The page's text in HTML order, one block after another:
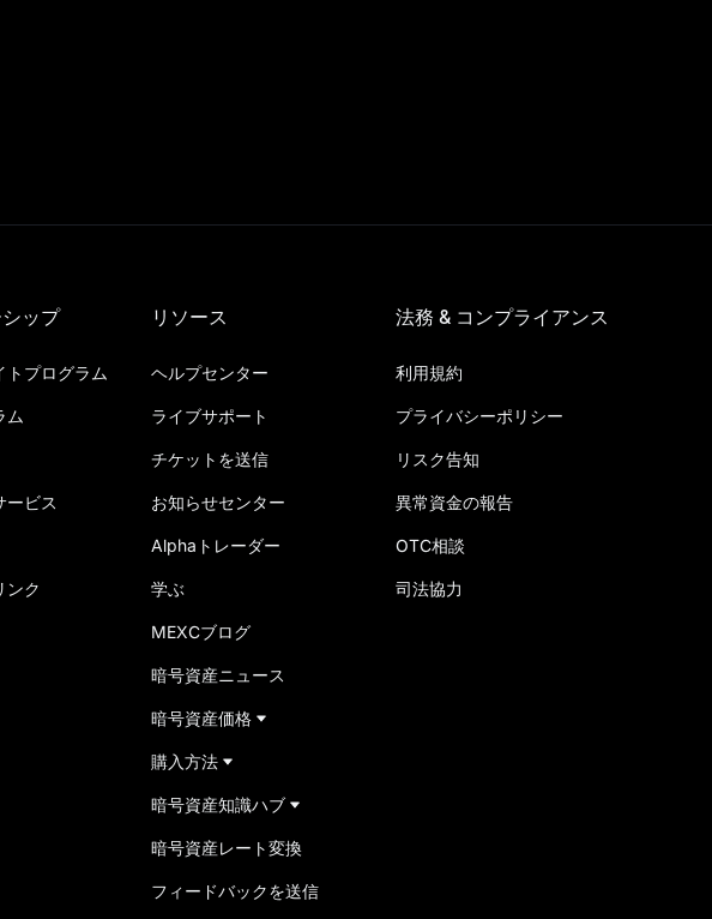
ップ
トプログラム
ム
ービス
ンク
リソース
ヘルプセンター
ライブサポート
チケットを送信
お知らせセンター
Alphaトレーダー
学ぶ
MEXCブログ
暗号資産ニュース
暗号資産価格
購入方法
暗号資産知識ハブ
暗号資産レート変換
フィードバックを送信
法務 & コンプライアンス
利用規約
プライバシーポリシー
リスク告知
異常資金の報告
OTC相談
司法協力